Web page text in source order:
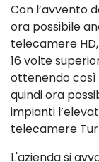
Con l’avvento
ora possibile
telecamere
16 volte
ottenendo così
quindi ora
impianti
telecamere
L'azienda si